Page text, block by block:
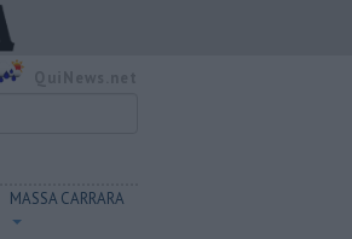
MASSA CARRARA